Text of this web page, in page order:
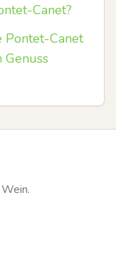
Canet?
Pontet-Canet